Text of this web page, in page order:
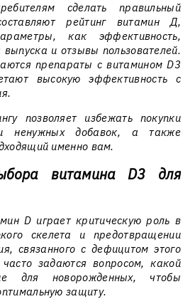
сделать правильный
рейтинг витамин Д,
как эффективность,
и отзывы пользователей.
препараты с витамином D3
высокую эффективность с
позволяет избежать покупки
ненужных добавок, а также
именно вам.
витамина D3 для
D играет критическую роль в
скелета и предотвращении
связанного с дефицитом этого
задаются вопросом, какой
для новорожденных, чтобы
защиту.